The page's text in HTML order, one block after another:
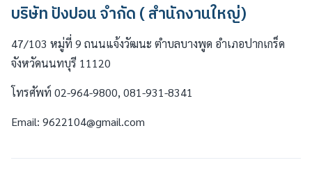
บริษัท ปังปอน จำกัด ( สำนักงานใหญ่)
47/103 หมู่ที่ 9 ถนนแจ้งวัฒนะ ตำบลบางพูด อำเภอปากเกร็ด
จังหวัดนนทบุรี 11120
โทรศัพท์ 02-964-9800, 081-931-8341
Email: 9622104@gmail.com